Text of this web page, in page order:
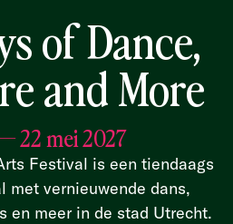
of Dance,
and More
22 mei 2027
Festival is een tiendaags
met vernieuwende dans,
en meer in de stad Utrecht.